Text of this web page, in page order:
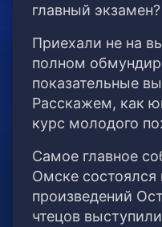
главный экзамен?
Приехали не на
полном
показательные
Расскажем, как
курс молодого
Самое главное
Омске состоялся
произведений
чтецов